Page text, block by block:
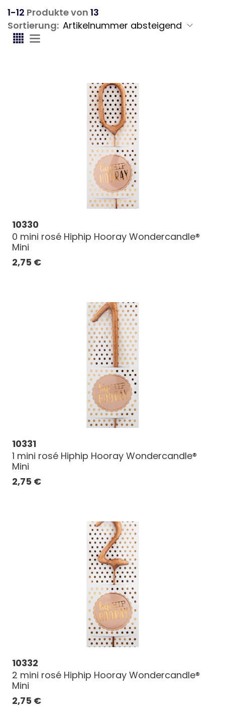
1-12 Produkte von 13
Sortierung:
10330
0 mini rosé Hiphip Hooray Wondercandle®
Mini
2,75 €
10331
1 mini rosé Hiphip Hooray Wondercandle®
Mini
2,75 €
10332
2 mini rosé Hiphip Hooray Wondercandle®
Mini
2,75 €